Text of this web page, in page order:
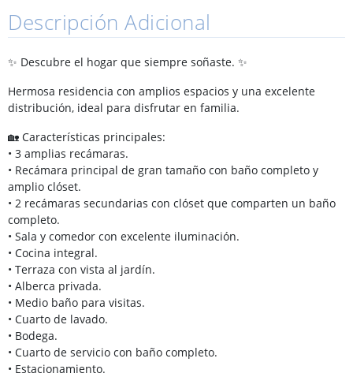
Descripción Adicional
✨ Descubre el hogar que siempre soñaste. ✨
Hermosa residencia con amplios espacios y una excelente
distribución, ideal para disfrutar en familia.
🏡 Características principales:
• 3 amplias recámaras.
• Recámara principal de gran tamaño con baño completo y
amplio clóset.
• 2 recámaras secundarias con clóset que comparten un baño
completo.
• Sala y comedor con excelente iluminación.
• Cocina integral.
• Terraza con vista al jardín.
• Alberca privada.
• Medio baño para visitas.
• Cuarto de lavado.
• Bodega.
• Cuarto de servicio con baño completo.
• Estacionamiento.